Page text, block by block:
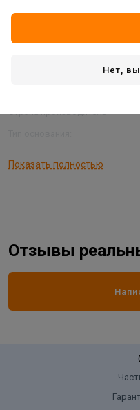
Время высыхания:
Страна производитель
Показать полностью
Отзывы
Нет,